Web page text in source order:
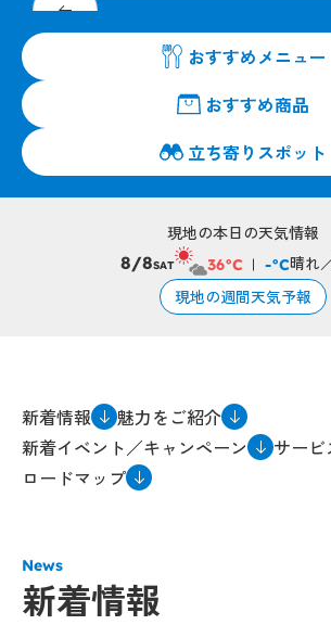
おすすめメニュー
おすすめ商品
立ち寄りスポット
現地の本日の天気情報
8/8SAT 36°C -°C晴れ
現地の週間天気予報
新着情報
魅力をご紹介
新着イベント／キャンペーン
サー
ロードマップ
News
新着情報